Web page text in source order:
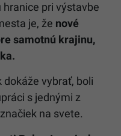
hranice pri výstavbe
je, že nové
samotnú krajinu,
vybrať, boli
s jednými z
na svete.